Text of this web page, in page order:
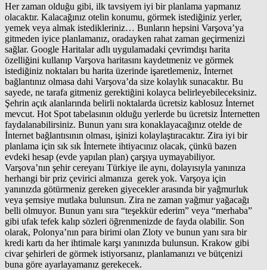
Her zaman olduğu gibi, ilk tavsiyem iyi bir planlama yapmanız
olacaktır. Kalacağınız otelin konumu, görmek istediğiniz yerler,
yemek veya almak istedikleriniz… Bunların hepsini Varşova’ya
gitmeden iyice planlamanız, oradayken rahat zaman geçirmenizi
sağlar. Google Haritalar adlı uygulamadaki çevrimdışı harita
özelliğini kullanıp Varşova haritasını kaydetmeniz ve görmek
istediğiniz noktaları bu harita üzerinde işaretlemeniz, İnternet
bağlantınız olmasa dahi Varşova’da size kolaylık sunacaktır. Bu
sayede, ne tarafa gitmeniz gerektiğini kolayca belirleyebileceksiniz.
Şehrin açık alanlarında belirli noktalarda ücretsiz kablosuz İnternet
mevcut. Hot Spot tabelasının olduğu yerlerde bu ücretsiz İnternetten
faydalanabilirsiniz. Bunun yanı sıra konaklayacağınız otelde de
İnternet bağlantısının olması, işinizi kolaylaştıracaktır. Zira iyi bir
planlama için sık sık İnternete ihtiyacınız olacak, çünkü bazen
evdeki hesap (evde yapılan plan) çarşıya uymayabiliyor.
Varşova’nın şehir cereyanı Türkiye ile aynı, dolayısıyla yanınıza
herhangi bir priz çevirici almanıza gerek yok. Varşoya için
yanınızda götürmeniz gereken giyecekler arasında bir yağmurluk
veya şemsiye mutlaka bulunsun. Zira ne zaman yağmur yağacağı
belli olmuyor. Bunun yanı sıra “teşekkür ederim” veya “merhaba”
gibi ufak tefek kalıp sözleri öğrenmenizde de fayda olabilir. Son
olarak, Polonya’nın para birimi olan Zloty ve bunun yanı sıra bir
kredi kartı da her ihtimale karşı yanınızda bulunsun. Krakow gibi
civar şehirleri de görmek istiyorsanız, planlamanızı ve bütçenizi
buna göre ayarlayamanız gerekecek.